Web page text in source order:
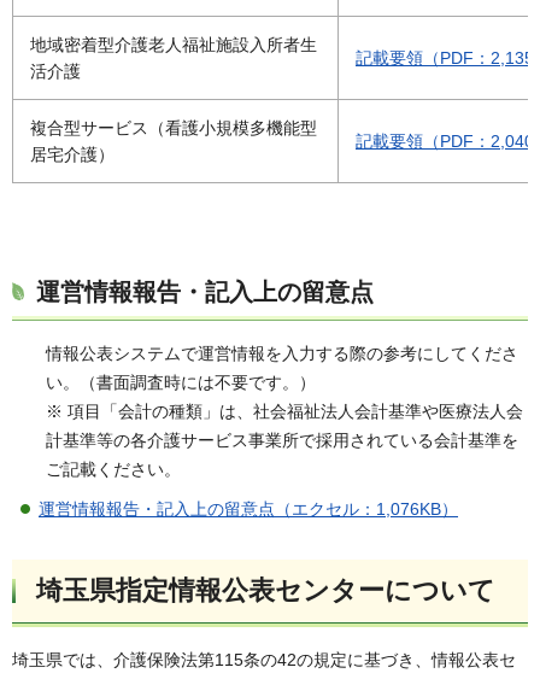
地域密着型介護老人福祉施設入所者生
活介護
記載要領（PDF：
複合型サービス（看護小規模多機能型
居宅介護）
記載要領（PDF：
運営情報報告・記入上の留意点
情報公表システムで運営情報を入力する際の参考にしてくださ
い。（書面調査時には不要です。）
※ 項目「会計の種類」は、社会福祉法人会計基準や医療法人会
計基準等の各介護サービス事業所で採用されている会計基準を
ご記載ください。
運営情報報告・記入上の留意点（エクセル：1,076KB）
埼玉県指定情報公表センターについて
埼玉県では、介護保険法第115条の42の規定に基づき、情報公表セ